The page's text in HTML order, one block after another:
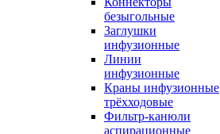
безыгольные
Заглушки
инфузионные
Линии
инфузионные
Краны инфузионные
трёхходовые
Фильтр-канюли
аспирационные